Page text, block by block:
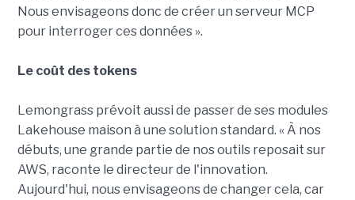
Nous envisageons donc de créer un serveur MCP
pour interroger ces données ».
Le coût des tokens
Lemongrass prévoit aussi de passer de ses modules
Lakehouse maison à une solution standard. « À nos
débuts, une grande partie de nos outils reposait sur
AWS, raconte le directeur de l'innovation.
Aujourd'hui, nous envisageons de changer cela, car